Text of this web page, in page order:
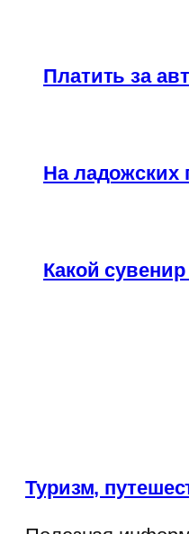
Платить за
На ладожских
Какой
Туризм,